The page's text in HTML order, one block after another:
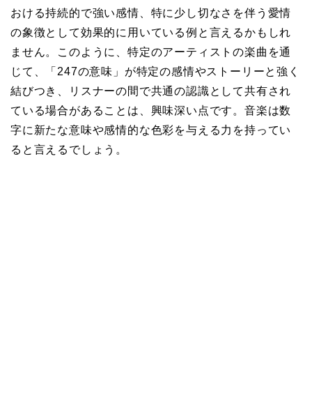
おける持続的で強い感情、特に少し切なさを伴う愛情
の象徴として効果的に用いている例と言えるかもしれ
ません。このように、特定のアーティストの楽曲を通
じて、「247の意味」が特定の感情やストーリーと強く
結びつき、リスナーの間で共通の認識として共有され
ている場合があることは、興味深い点です。音楽は数
字に新たな意味や感情的な色彩を与える力を持ってい
ると言えるでしょう。